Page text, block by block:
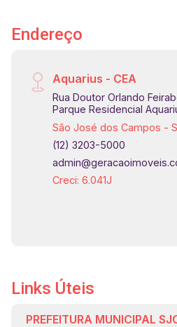
Endereço
Aquarius - CEA
Rua Doutor Orlando
Parque Residencial
São José dos Campos -
(12) 3203-5000
Creci: 6.041J
Links Úteis
PREFEITURA MUNICIPAL